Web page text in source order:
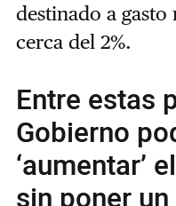
destinado a
cerca del 2%.
Entre estas
Gobierno
‘aumentar’